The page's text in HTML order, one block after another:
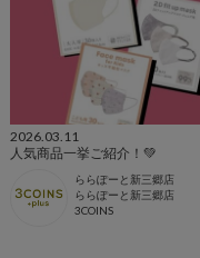
2026.03.11
人気商品一挙ご紹介！💚
ららぽーと新三郷店
ららぽーと新三郷店
3COINS